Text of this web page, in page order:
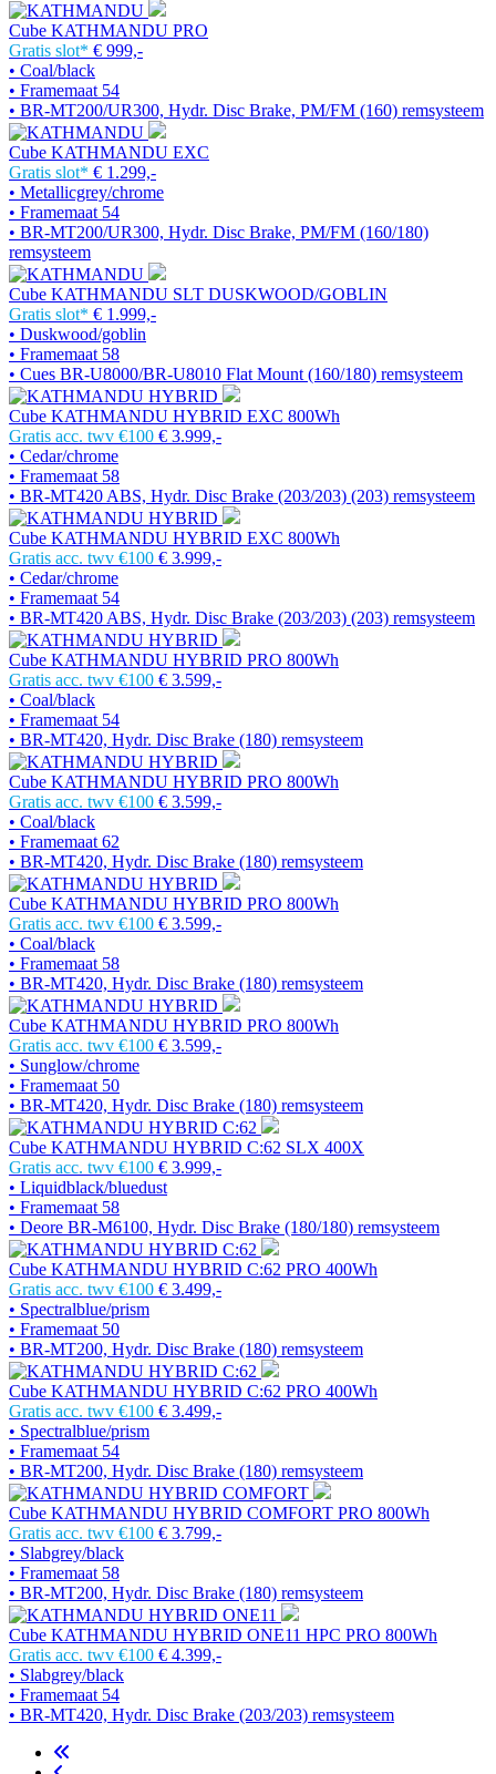
Cube KATHMANDU PRO
Gratis slot* € 999,-
• Coal/black
• Framemaat 54
• BR-MT200/UR300, Hydr. Disc Brake, PM/FM (160) remsysteem
Cube KATHMANDU EXC
Gratis slot* € 1.299,-
• Metallicgrey/chrome
• Framemaat 54
• BR-MT200/UR300, Hydr. Disc Brake, PM/FM (160/180)
remsysteem
Cube KATHMANDU SLT DUSKWOOD/GOBLIN
Gratis slot* € 1.999,-
• Duskwood/goblin
• Framemaat 58
• Cues BR-U8000/BR-U8010 Flat Mount (160/180) remsysteem
Cube KATHMANDU HYBRID EXC 800Wh
Gratis acc. twv €100 € 3.999,-
• Cedar/chrome
• Framemaat 58
• BR-MT420 ABS, Hydr. Disc Brake (203/203) (203) remsysteem
Cube KATHMANDU HYBRID EXC 800Wh
Gratis acc. twv €100 € 3.999,-
• Cedar/chrome
• Framemaat 54
• BR-MT420 ABS, Hydr. Disc Brake (203/203) (203) remsysteem
Cube KATHMANDU HYBRID PRO 800Wh
Gratis acc. twv €100 € 3.599,-
• Coal/black
• Framemaat 54
• BR-MT420, Hydr. Disc Brake (180) remsysteem
Cube KATHMANDU HYBRID PRO 800Wh
Gratis acc. twv €100 € 3.599,-
• Coal/black
• Framemaat 62
• BR-MT420, Hydr. Disc Brake (180) remsysteem
Cube KATHMANDU HYBRID PRO 800Wh
Gratis acc. twv €100 € 3.599,-
• Coal/black
• Framemaat 58
• BR-MT420, Hydr. Disc Brake (180) remsysteem
Cube KATHMANDU HYBRID PRO 800Wh
Gratis acc. twv €100 € 3.599,-
• Sunglow/chrome
• Framemaat 50
• BR-MT420, Hydr. Disc Brake (180) remsysteem
Cube KATHMANDU HYBRID C:62 SLX 400X
Gratis acc. twv €100 € 3.999,-
• Liquidblack/bluedust
• Framemaat 58
• Deore BR-M6100, Hydr. Disc Brake (180/180) remsysteem
Cube KATHMANDU HYBRID C:62 PRO 400Wh
Gratis acc. twv €100 € 3.499,-
• Spectralblue/prism
• Framemaat 50
• BR-MT200, Hydr. Disc Brake (180) remsysteem
Cube KATHMANDU HYBRID C:62 PRO 400Wh
Gratis acc. twv €100 € 3.499,-
• Spectralblue/prism
• Framemaat 54
• BR-MT200, Hydr. Disc Brake (180) remsysteem
Cube KATHMANDU HYBRID COMFORT PRO 800Wh
Gratis acc. twv €100 € 3.799,-
• Slabgrey/black
• Framemaat 58
• BR-MT200, Hydr. Disc Brake (180) remsysteem
Cube KATHMANDU HYBRID ONE11 HPC PRO 800Wh
Gratis acc. twv €100 € 4.399,-
• Slabgrey/black
• Framemaat 54
• BR-MT420, Hydr. Disc Brake (203/203) remsysteem